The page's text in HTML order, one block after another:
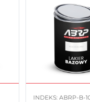
INDEKS: ABRP-B-